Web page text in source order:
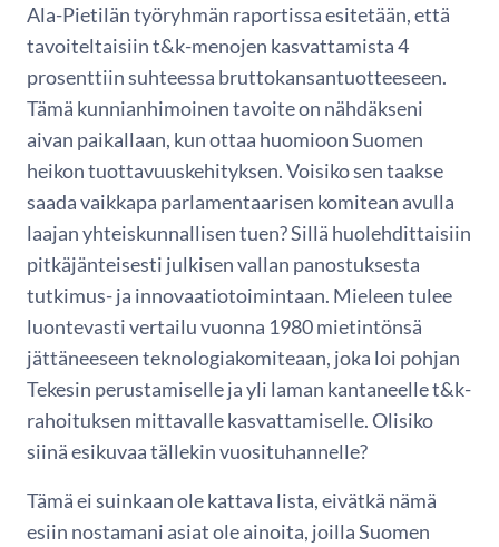
Ala-Pietilän työryhmän raportissa esitetään, että
tavoiteltaisiin t&k-menojen kasvattamista 4
prosenttiin suhteessa bruttokansantuotteeseen.
Tämä kunnianhimoinen tavoite on nähdäkseni
aivan paikallaan, kun ottaa huomioon Suomen
heikon tuottavuuskehityksen. Voisiko sen taakse
saada vaikkapa parlamentaarisen komitean avulla
laajan yhteiskunnallisen tuen? Sillä huolehdittaisiin
pitkäjänteisesti julkisen vallan panostuksesta
tutkimus- ja innovaatiotoimintaan. Mieleen tulee
luontevasti vertailu vuonna 1980 mietintönsä
jättäneeseen teknologiakomiteaan, joka loi pohjan
Tekesin perustamiselle ja yli laman kantaneelle t&k-
rahoituksen mittavalle kasvattamiselle. Olisiko
siinä esikuvaa tällekin vuosituhannelle?
Tämä ei suinkaan ole kattava lista, eivätkä nämä
esiin nostamani asiat ole ainoita, joilla Suomen